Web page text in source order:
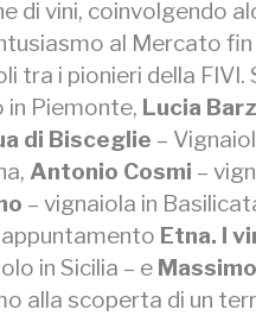
di vini, coinvolgendo
al Mercato fin
tra i pionieri della FIVI.
in Piemonte, Lucia
di Bisceglie –
Antonio Cosmi –
– vignaiola in
Etna. I
in Sicilia – e
alla scoperta di un